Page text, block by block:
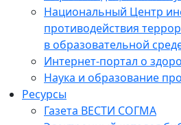
Национальный Центр
противодействия
в образовательной
Интернет-портал о
Наука и образование
Ресурсы
Газета ВЕСТИ СОГМА